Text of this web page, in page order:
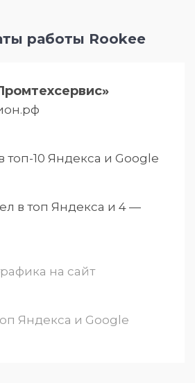
работы Rookee
топ-10 Яндекса и Google
в топ Яндекса и 4 —
на сайт
Яндекса и Google